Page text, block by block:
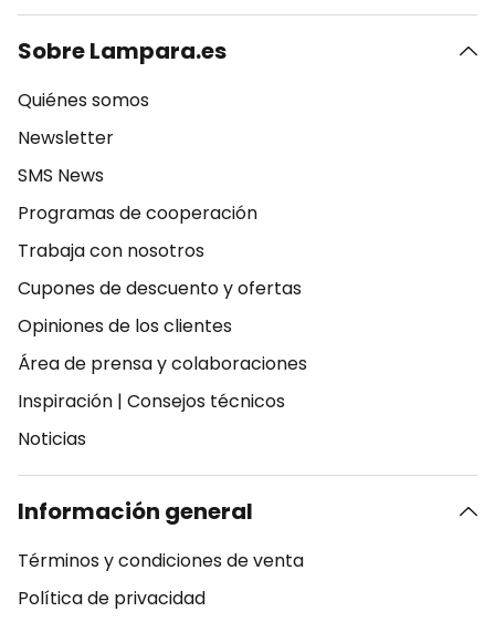
Sobre Lampara.es
Quiénes somos
Newsletter
SMS News
Programas de cooperación
Trabaja con nosotros
Cupones de descuento y ofertas
Opiniones de los clientes
Área de prensa y colaboraciones
Inspiración | Consejos técnicos
Noticias
Información general
Términos y condiciones de venta
Política de privacidad